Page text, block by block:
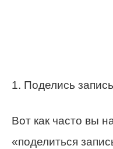
1. Поделись
Вот как часто вы
«поделиться